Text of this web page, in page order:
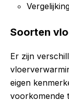
Soorten
Er zijn
eigen
voorkomende